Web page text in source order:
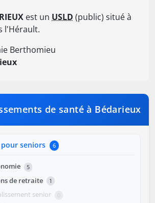
est un USLD (public) situé à
l'Hérault.
Berthomieu
de santé à Bédarieux
seniors 6
5
de retraite 1
senior 0